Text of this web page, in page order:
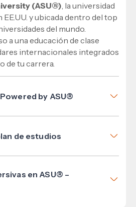
(ASU®), la universidad
y ubicada dentro del top
del mundo.
a una educación de clase
internacionales integrados
de tu carrera.
by ASU®
internacionales.
en Estados Unidos.
y competitividad.
de estudios
con casos reales,
por ASU®.
Certificaciones
en ASU® –